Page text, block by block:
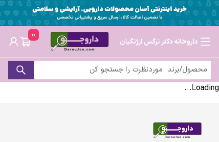
داروخانه دکتر نرگس ارژنگیان
0
Loading...